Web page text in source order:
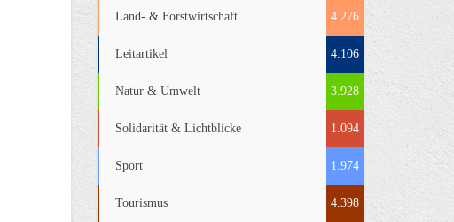
Land- & Forstwirtschaft 4.276
Leitartikel 4.106
Natur & Umwelt 3.928
Solidarität & Lichtblicke 1.094
Sport 1.974
Tourismus 4.398